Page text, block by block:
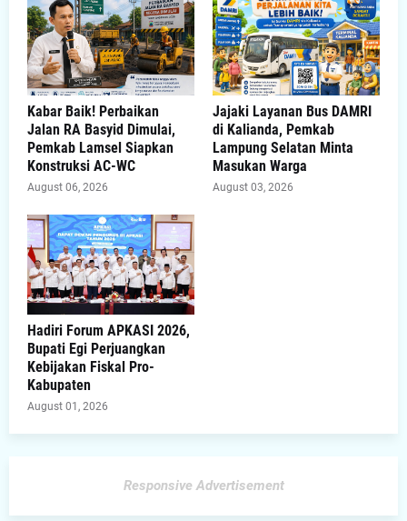
Kabar Baik! Perbaikan
Jalan RA Basyid Dimulai,
Pemkab Lamsel Siapkan
Konstruksi AC-WC
August 06, 2026
Jajaki Layanan Bus DAMRI
di Kalianda, Pemkab
Lampung Selatan Minta
Masukan Warga
August 03, 2026
Hadiri Forum APKASI 2026,
Bupati Egi Perjuangkan
Kebijakan Fiskal Pro-
Kabupaten
August 01, 2026
Responsive Advertisement